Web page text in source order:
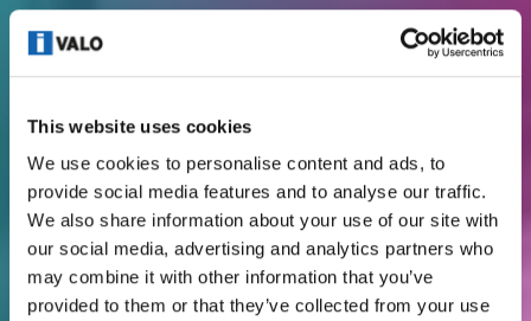
This website uses cookies
We use cookies to personalise content and ads, to
provide social media features and to analyse our traffic.
We also share information about your use of our site with
our social media, advertising and analytics partners who
may combine it with other information that you’ve
provided to them or that they’ve collected from your use